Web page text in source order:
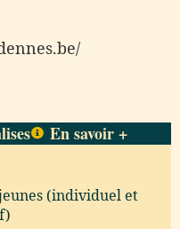
En savoir +
(individuel et